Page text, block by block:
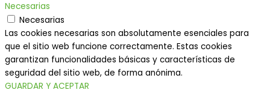
Necesarias
Necesarias
Las cookies necesarias son absolutamente esenciales para
que el sitio web funcione correctamente. Estas cookies
garantizan funcionalidades básicas y características de
seguridad del sitio web, de forma anónima.
GUARDAR Y ACEPTAR